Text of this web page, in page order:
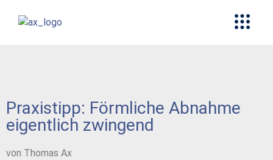
Praxistipp: Förmliche Abnahme
eigentlich zwingend
von Thomas Ax